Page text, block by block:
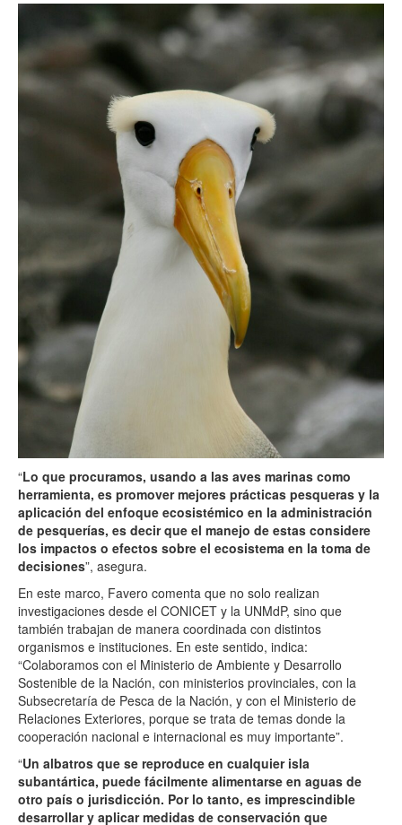
“Lo que procuramos, usando a las aves marinas como
herramienta, es promover mejores prácticas pesqueras y la
aplicación del enfoque ecosistémico en la administración
de pesquerías, es decir que el manejo de estas considere
los impactos o efectos sobre el ecosistema en la toma de
decisiones”, asegura.
En este marco, Favero comenta que no solo realizan
investigaciones desde el CONICET y la UNMdP, sino que
también trabajan de manera coordinada con distintos
organismos e instituciones. En este sentido, indica:
“Colaboramos con el Ministerio de Ambiente y Desarrollo
Sostenible de la Nación, con ministerios provinciales, con la
Subsecretaría de Pesca de la Nación, y con el Ministerio de
Relaciones Exteriores, porque se trata de temas donde la
cooperación nacional e internacional es muy importante”.
“Un albatros que se reproduce en cualquier isla
subantártica, puede fácilmente alimentarse en aguas de
otro país o jurisdicción. Por lo tanto, es imprescindible
desarrollar y aplicar medidas de conservación que